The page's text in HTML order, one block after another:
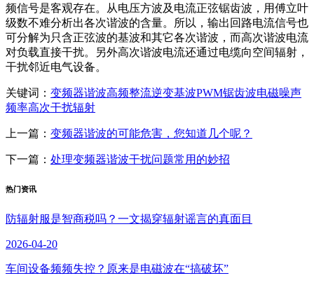
频信号是客观存在。从电压方波及电流正弦锯齿波，用傅立叶
级数不难分析出各次谐波的含量。所以，输出回路电流信号也
可分解为只含正弦波的基波和其它各次谐波，而高次谐波电流
对负载直接干扰。另外高次谐波电流还通过电缆向空间辐射，
干扰邻近电气设备。
关键词： 变频器谐波高频整流逆变基波PWM锯齿波电磁噪声
频率高次干扰辐射
上一篇： 变频器谐波的可能危害，您知道几个呢？
下一篇： 处理变频器谐波干扰问题常用的妙招
热门资讯
防辐射服是智商税吗？一文揭穿辐射谣言的真面目
2026-04-20
车间设备频频失控？原来是电磁波在“搞破坏”